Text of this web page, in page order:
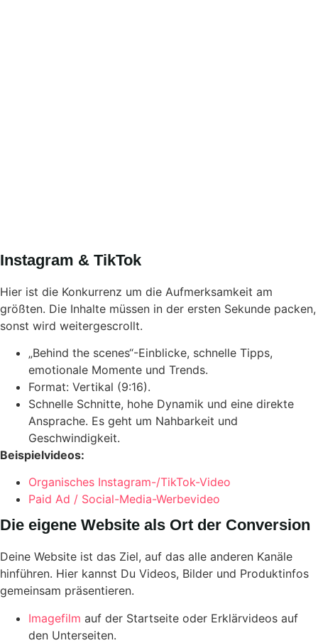
Instagram & TikTok
Hier ist die Konkurrenz um die Aufmerksamkeit am
größten. Die Inhalte müssen in der ersten Sekunde packen,
sonst wird weitergescrollt.
„Behind the scenes“-Einblicke, schnelle Tipps,
emotionale Momente und Trends.
Format: Vertikal (9:16).
Schnelle Schnitte, hohe Dynamik und eine direkte
Ansprache. Es geht um Nahbarkeit und
Geschwindigkeit.
Beispielvideos:
Organisches Instagram-/TikTok-Video
Paid Ad / Social-Media-Werbevideo
Die eigene Website als Ort der Conversion
Deine Website ist das Ziel, auf das alle anderen Kanäle
hinführen. Hier kannst Du Videos, Bilder und Produktinfos
gemeinsam präsentieren.
Imagefilm auf der Startseite oder Erklärvideos auf
den Unterseiten.